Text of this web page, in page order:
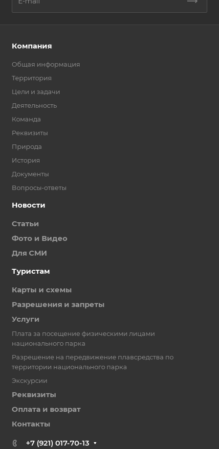
Компания
Общая информация
Территория
Цели и задачи
Деятельность
Команда
Реквизиты
Природа
История
Документы
Вопросы-ответы
Новости
Статьи
Фото и Видео
Для СМИ
Туристам
Карты и схемы
Разрешения и запреты
Услуги
Плата за посещение физическими лицами
национального парка
Разрешение на передвижение плавсредства по
территории национального парка
Экскурсии
Реквизиты
Оплата и возврат
Контакты
+7 (921) 017-70-13